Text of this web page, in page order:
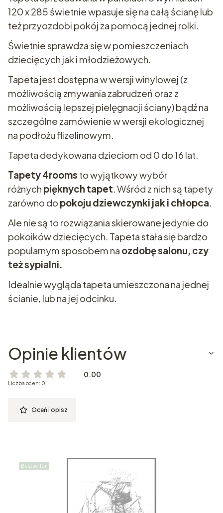
120 x 285 świetnie wpasuje się na całą ścianę lub
też przyozdobi pokój za pomocą jednej rolki.
Świetnie sprawdza się w pomieszczeniach
dziecięcych jak i młodzieżowych.
Tapeta jest dostępna w wersji winylowej (z
możliwością zmywania zabrudzeń oraz z
możliwością lepszej pielęgnacji ściany) bądź na
szczególne zamówienie w wersji ekologicznej
na podłożu flizelinowym.
Tapeta dedykowana dzieciom od 0 do 16 lat.
Tapety 4rooms to wyjątkowy wybór
różnych pięknych tapet. Wśród z nich są tapety
zarówno do pokoju dziewczynki jak i chłopca.
Ale nie są to rozwiązania skierowane jedynie do
pokoików dziecięcych. Tapeta stała się bardzo
popularnym sposobem na ozdobę salonu, czy
też sypialni.
Idealnie wygląda tapeta umieszczona na jednej
ścianie, lub na jej odcinku.
Opinie klientów
0.00
Liczba ocen: 0
Oceń i opisz
Bestseller